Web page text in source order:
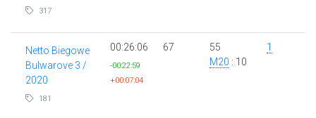
317
Netto Biegowe
Bulwarove 3 /
2020
181
00:26:06
-00:22:59
+00:07:04
67
55
M20 : 10
1